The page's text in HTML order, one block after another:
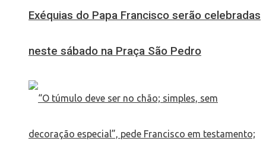
Exéquias do Papa Francisco serão celebradas
neste sábado na Praça São Pedro